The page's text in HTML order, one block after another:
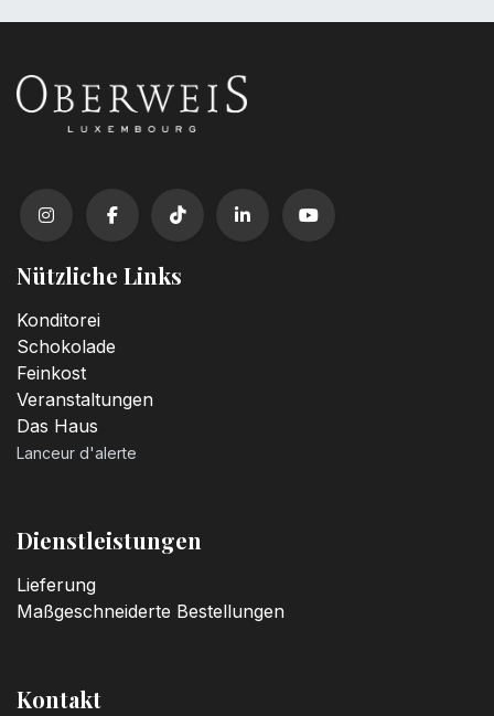
Nützliche Links
Konditorei
Schokolade
Feinkost
Veranstaltungen
Das Haus
Lanceur d'alerte
Dienstleistungen
Lieferung
Maßgeschneiderte Bestellungen
Kontakt